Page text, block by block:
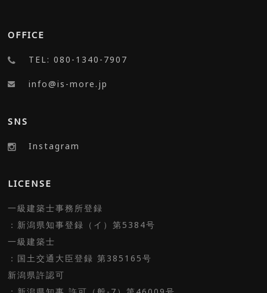
OFFICE
TEL: 080-1340-7907
info@is-more.jp
SNS
Instagram
LICENSE
一級建築士事務所登録
：新潟県知事登録（イ）第5384号
一級建築士
：国土交通大臣登録 第385165号
新潟県許認可